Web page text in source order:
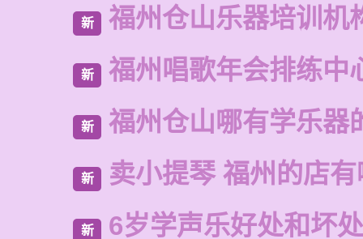
新 福州仓山乐器培训机
新 福州唱歌年会排练中
新 福州仓山哪有学乐器
新 卖小提琴 福州的店
新 6岁学声乐好处和坏处